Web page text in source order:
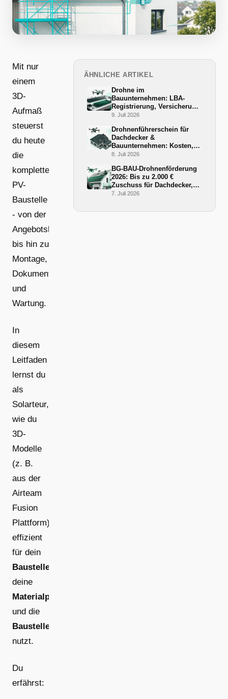
Mit nur
einem
3D-
Aufmaß
steuerst
du heute
die
komplette
PV-
Baustelle
- von der
Angebotskalkulation
bis hin zu
Montage,
Dokumentation
und
Wartung.
In
diesem
Leitfaden
lernst du
als
Solarteur,
wie du
3D-
Modelle
(z. B.
aus der
Airteam
Fusion
Plattform)
effizient
für dein
Baustellenmanagement
deine
Materialplanung
und die
Baustellenplanung
nutzt.
Du
erfährst:
ÄHNLICHE ARTIKEL
Drohne im
Bauunternehmen: LBA-
Registrierung, Versicherung
und BG-BAU-Förderung
9. Juli 2026
Drohnenführerschein für
Dachdecker &
Bauunternehmen: Kosten,
Ablauf und BG-BAU-
8. Juli 2026
BG-BAU-Drohnenförderung
2026: Bis zu 2.000 €
Zuschuss für Dachdecker,
Zimmerer und Gerüstbauer
7. Juli 2026